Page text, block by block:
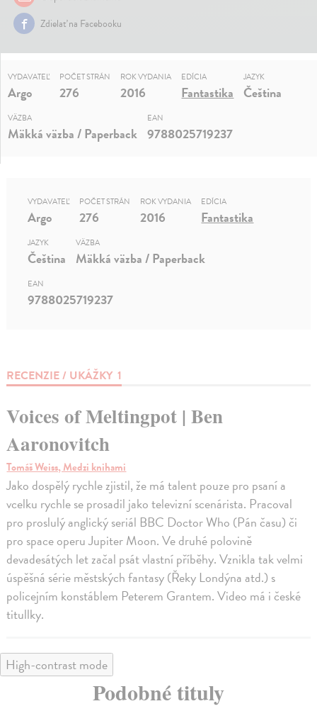
Zdielať na Facebooku
VYDAVATEĽ
Argo
POČET STRÁN
276
ROK VYDANIA
2016
EDÍCIA
Fantastika
JAZYK
Čeština
VÄZBA
Mäkká väzba / Paperback
EAN
9788025719237
RECENZIE / UKÁŽKY 1
Voices of Meltingpot | Ben
Aaronovitch
Tomáš Weiss, Medzi knihami
Jako dospělý rychle zjistil, že má talent pouze pro psaní a
vcelku rychle se prosadil jako televizní scenárista. Pracoval
pro proslulý anglický seriál BBC Doctor Who (Pán času) či
pro space operu Jupiter Moon. Ve druhé polovině
devadesátých let začal psát vlastní příběhy. Vznikla tak velmi
úspěšná série městských fantasy (Řeky Londýna atd.) s
policejním konstáblem Peterem Grantem. Video má i české
titullky.
VYDAVATEĽ
Argo
POČET STRÁN
276
ROK VYDANIA
2016
EDÍCIA
Fantastika
JAZYK
Čeština
VÄZBA
Mäkká väzba / Paperback
EAN
9788025719237
High-contrast mode
Podobné tituly